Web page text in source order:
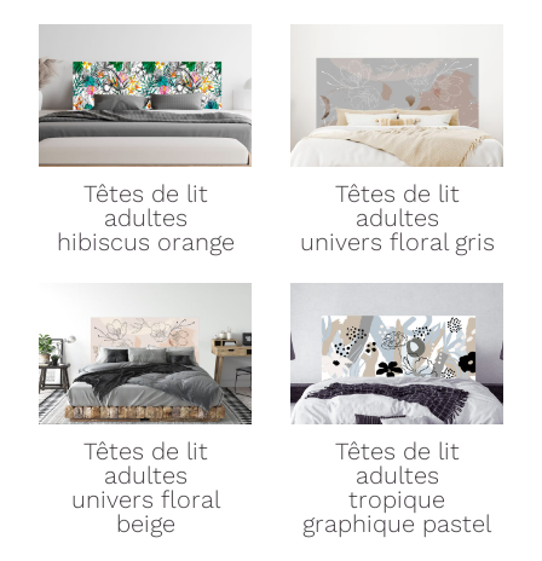
Têtes de lit
adultes
hibiscus orange
Têtes de lit
adultes
univers floral gris
Têtes de lit
adultes
univers floral
beige
Têtes de lit
adultes
tropique
graphique pastel